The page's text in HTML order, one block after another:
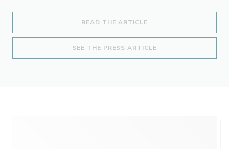
READ THE ARTICLE
SEE THE PRESS ARTICLE